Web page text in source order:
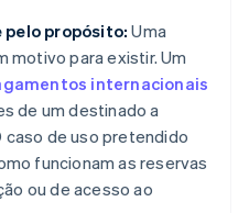
pelo propósito: Uma
motivo para existir. Um
internacionais
de um destinado a
caso de uso pretendido
funcionam as reservas
ou de acesso ao